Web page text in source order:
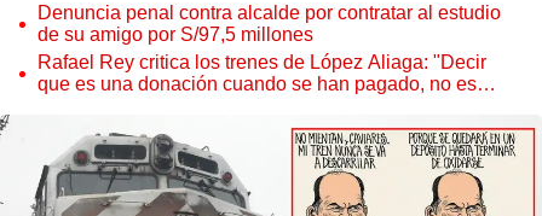
Denuncia penal contra alcalde por contratar al estudio
de su amigo por S/97,5 millones
Rafael Rey critica los trenes de López Aliaga: "Decir
que es una donación cuando se han pagado, no es